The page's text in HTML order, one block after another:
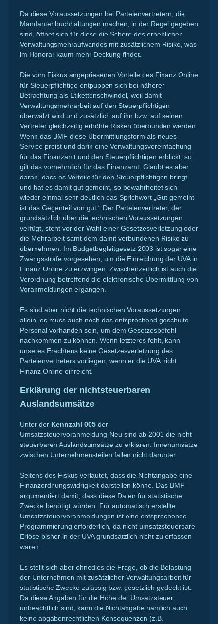
Da diese Voraussetzungen bei Parteienvertretern, die
Mandantenbuchhaltungen machen, in der Regel gegeben
sind, öffnet sich für diese die Schere des erheblichen
Verwaltungsmehraufwandes mit zusätzlichem Risiko, was
im Honorar kaum mehr Deckung findet.
Die vom Fiskus angepriesenen Vorteile des Finanz Online
für Steuerpflichtige entpuppen sich bei näherer
Betrachtung als Etikettenschwindel, weil damit
Verwaltungsmehrarbeit auf den Steuerpflichtigen
überwälzt wird und zusätzlich auf ihn bzw. auf seinen
Vertreter gleichzeitig erhöhte Risken überbunden werden.
Wenn das BMF diese Übermittlungsform als neues
Service preist und darin eine Verwaltungsvereinfachung
für das Finanzamt und den Steuerpflichtigen erblickt, so
gilt das vornehmlich für das Finanzamt. Glaubt es aber
daran, dass es Vorteile für den Steuerpflichtigen bringt
und hat es damit gut gemeint, so bewahrheitet sich
wieder einmal sehr deutlich das Sprichwort „Gut gemeint
ist das Gegenteil von gut.“ Der Parteienvertreter, der
grundsätzlich über die technischen Voraussetzungen
verfügt, steht vor der Wahl einer Gesetzesverletzung oder
die Mehrarbeit samt dem damit verbundenen Risiko zu
übernehmen. Im Budgetbegleitgesetz 2003 ist sogar eine
Zwangsstrafe vorgesehen, um die Einreichung der UVA in
Finanz Online zu erzwingen. Zwischenzeitlich ist auch die
Verordnung betreffend die elektronische Übermittlung von
Voranmeldungen ergangen.
Es sind aber nicht die technischen Voraussetzungen
allein, es muss auch noch das entsprechend geschulte
Personal vorhanden sein, um dem Gesetzesbefehl
nachkommen zu können. Wenn letzteres fehlt, kann
unseres Erachtens keine Gesetzesverletzung des
Parteienvertreters vorliegen, wenn er die UVA nicht
Finanz Online einreicht.
Erklärung der nichtsteuerbaren
Auslandsumsätze
Unter der Kennzahl 005 der
Umsatzsteuervoranmeldung-Neu sind ab 2003 die nicht
steuerbaren Auslandsumsätze zu erklären. Innenumsätze
zwischen Unternehmensteilen fallen nicht darunter.
Seitens des Fiskus verlautet, dass die Nichtangabe eine
Finanzordnungswidrigkeit darstellen könne. Das BMF
argumentiert damit, dass diese Daten für statistische
Zwecke benötigt würden. Für automatisch erstellte
Umsatzsteuervoranmeldungen ist eine entsprechende
Programmierung erforderlich, da nicht umsatzsteuerbare
Erlöse bisher in der UVA grundsätzlich nicht zu erfassen
waren.
Es stellt sich aber ohnedies die Frage, ob die Belastung
der Unternehmen mit zusätzlicher Verwaltungsarbeit für
statistische Zwecke zulässig bzw. gesetzlich gedeckt ist.
Da diese Angaben für die Höhe der Umsatzsteuer
unbeachtlich sind, kann die Nichtangabe nämlich auch
keine abgabenrechtlichen Konsequenzen (z.B.